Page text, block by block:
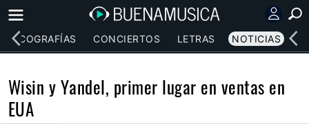
DISCOGRAFÍAS CONCIERTOS LETRAS NOTICIAS
Wisin y Yandel, primer lugar en ventas en
EUA